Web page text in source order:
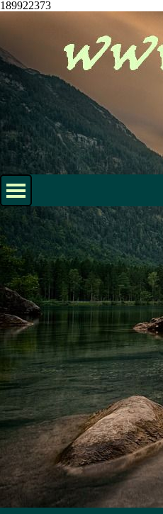
189922373
Direkt zum Seiteninhalt